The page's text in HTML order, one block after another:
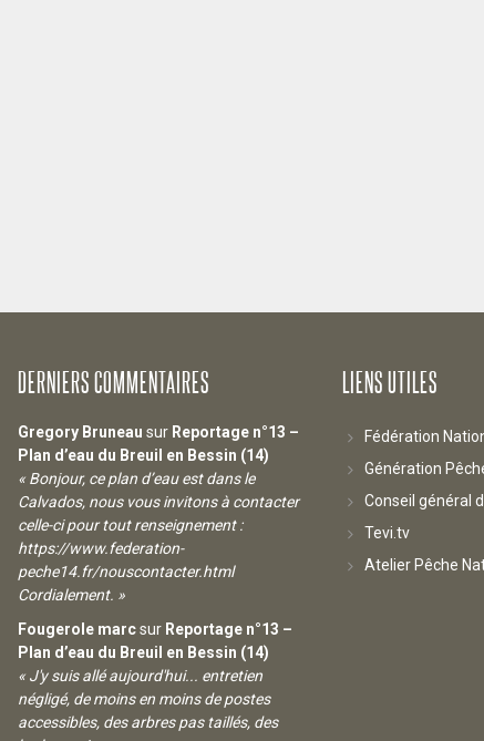
DERNIERS COMMENTAIRES
Gregory Bruneau sur Reportage n°13 –
Plan d’eau du Breuil en Bessin (14)
« Bonjour, ce plan d’eau est dans le
Calvados, nous vous invitons à contacter
celle-ci pour tout renseignement :
https://www.federation-
peche14.fr/nouscontacter.html
Cordialement. »
Fougerole marcsur Reportage n°13 –
Plan d’eau du Breuil en Bessin (14)
« J'y suis allé aujourd'hui... entretien
négligé, de moins en moins de postes
accessibles, des arbres pas taillés, des
LIENS UTILES
Fédération
Génération
Conseil général
Tevi.tv
Atelier Pêche